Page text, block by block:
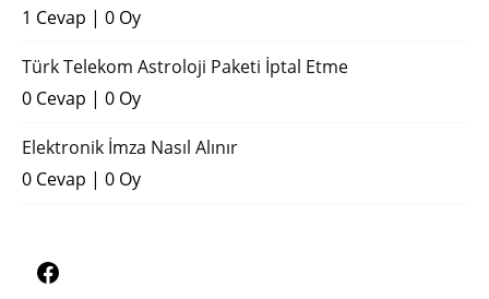
1 Cevap | 0 Oy
Türk Telekom Astroloji Paketi İptal Etme
0 Cevap | 0 Oy
Elektronik İmza Nasıl Alınır
0 Cevap | 0 Oy